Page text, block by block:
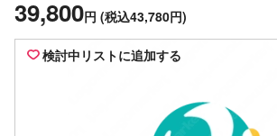
39,800円 (税込43,780円)
検討中リストに追加する